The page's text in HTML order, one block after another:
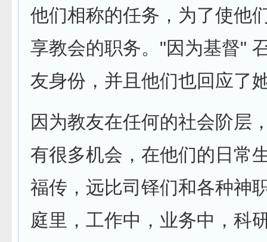
他们相称的任务，为了使他
享教会的职务。"因为基督"
友身份，并且他们也回应了
因为教友在任何的社会阶层
有很多机会，在他们的日常
福传，远比司铎们和各种神
庭里，工作中，业务中，科